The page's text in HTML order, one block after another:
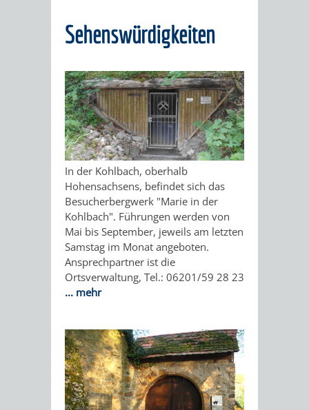
ZUR
STADTPORTRAIT
WAPPENEHRENBÜRGER
REPORTAGEN
IMAGEFILM
STADTGESCHICHTE
ENGAGIERTE
STADT
SERVICEBEREICH
FÜR
VEREINE
EHRUNGEN
HILFREICHE
Sehenswürdigkeiten
In der Kohlbach, oberhalb
Hohensachsens, befindet sich das
Besucherbergwerk "Marie in der
Kohlbach". Führungen werden von
Mai bis September, jeweils am letzten
Samstag im Monat angeboten.
Ansprechpartner ist die
Ortsverwaltung, Tel.: 06201/59 28 23
... mehr